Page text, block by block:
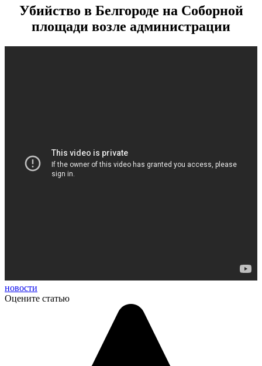
Убийство в Белгороде на Соборной
площади возле администрации
новости
Оцените статью